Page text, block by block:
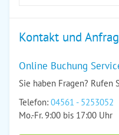
Kontakt und
Online Buchung
Sie haben Fragen? Rufen
Telefon: 04561 - 5253052
Mo.-Fr. 9:00 bis 17:00 Uhr